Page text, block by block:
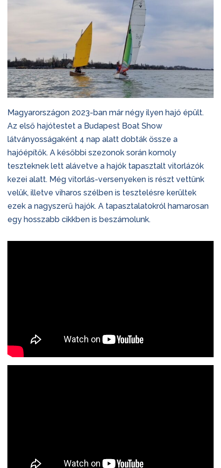
Magyarországon 2023-ban már négy ilyen hajó épült.
Az első hajótestet a Budapest Boat Show
látványosságaként 4 nap alatt dobták össze a
hajóépítők. A későbbi szezonok során komoly
teszteknek lett alávetve a hajók tapasztalt vitorlázók
kezei alatt. Még vitorlás-versenyeken is részt vettünk
velük, illetve viharos szélben is tesztelésre kerültek
ezek a nagyszerű hajók. A tapasztalatokról hamarosan
egy hosszabb cikkben is beszámolunk.